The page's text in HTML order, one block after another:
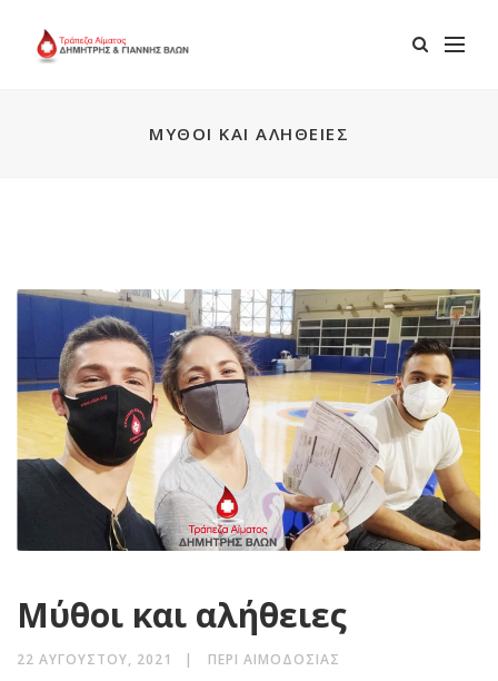
ΜΎΘΟΙ ΚΑΙ ΑΛΉΘΕΙΕΣ
Μύθοι και αλήθειες
22 ΑΥΓΟΎΣΤΟΥ, 2021 ΠΕΡΊ ΑΙΜΟΔΟΣΊΑΣ